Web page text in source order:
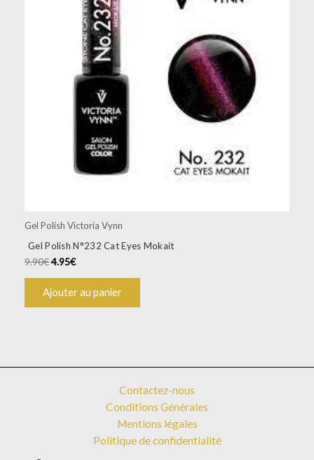
Gel Polish Victoria Vynn
Gel Polish N°232 Cat Eyes Mokait
9.90€4.95€
Ajouter au panier
Contactez-nous
Conditions Générales
Mentions légales
Politique de confidentialité